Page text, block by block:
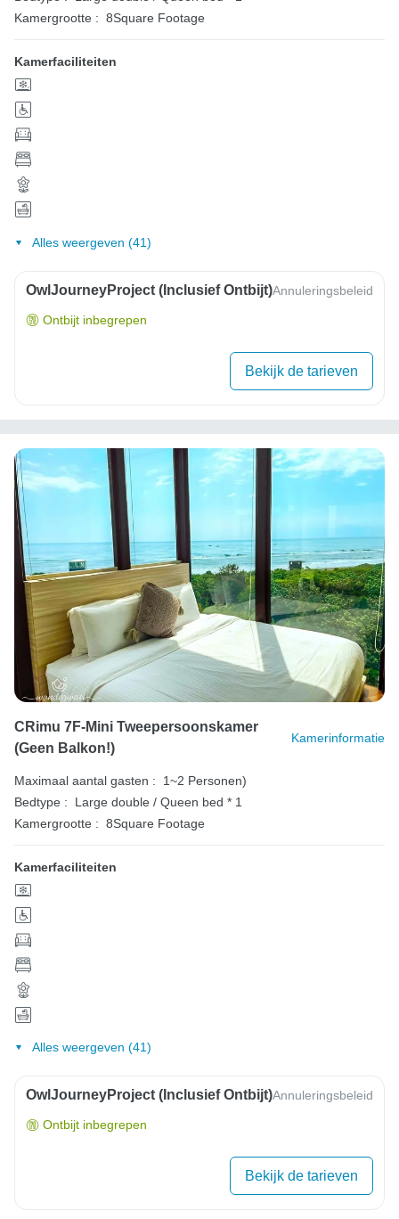
Kamergrootte : 8Square Footage
Kamerfaciliteiten
Alles weergeven (41)
OwlJourneyProject (inclusief Ontbijt)Annuleringsbeleid
Ontbijt inbegrepen
Bekijk de tarieven
CRimu 7F-Mini Tweepersoonskamer
(geen Balkon!)
Kamerinformatie
Maximaal aantal gasten :
1~2 Personen)
Bedtype :
Large double / Queen bed * 1
Kamergrootte : 8Square Footage
Kamerfaciliteiten
Alles weergeven (41)
OwlJourneyProject (inclusief Ontbijt)Annuleringsbeleid
Ontbijt inbegrepen
Bekijk de tarieven